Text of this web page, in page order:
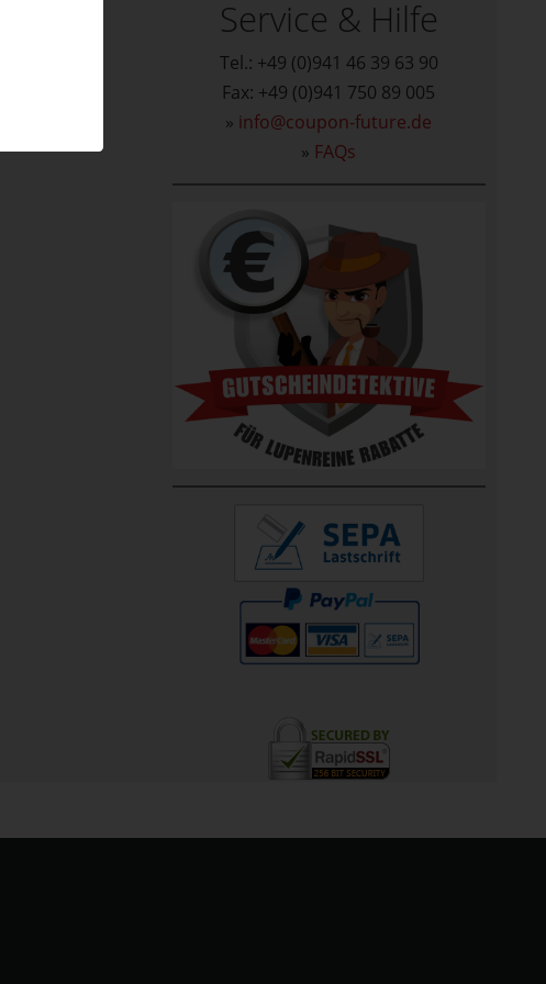
Service & Hilfe
Tel.: +49 (0)941 46 39 63 90
Fax: +49 (0)941 750 89 005
» info@coupon-future.de
» FAQs